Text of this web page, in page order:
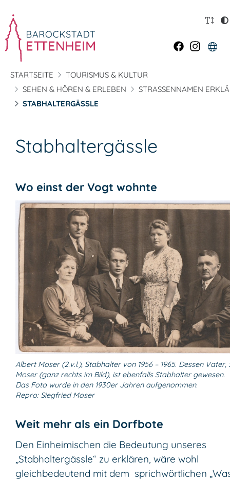
STARTSEITE
TOURISMUS & KULTUR
SEHEN & HÖREN & ERLEBEN
STRASSENNAMEN
STABHALTERGÄSSLE
Stabhaltergässle
Wo einst der Vogt wohnte
Albert Moser (2.v.l.), Stabhalter von 1956 – 1965. Dessen Vater,
Moser (ganz rechts im Bild), ist ebenfalls Stabhalter gewesen.
Das Foto wurde in den 1930er Jahren aufgenommen.
Repro: Siegfried Moser
Weit mehr als ein Dorfbote
Den Einheimischen die Bedeutung unseres
„Stabhaltergässle“ zu erklären, wäre wohl
gleichbedeutend mit dem sprichwörtlichen